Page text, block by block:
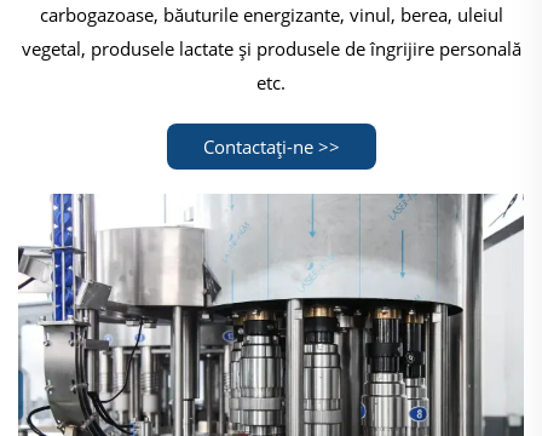
carbogazoase, băuturile energizante, vinul, berea, uleiul
vegetal, produsele lactate și produsele de îngrijire personală
etc.
Contactați-ne >>